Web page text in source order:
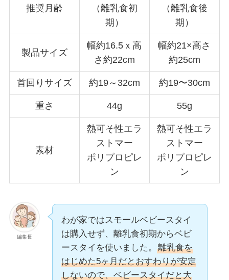
推奨月齢
（離乳食初
期）
（離乳食後
期）
製品サイズ
幅約16.5ｘ高
さ約22cm
幅約21×高さ
約25cm
首回りサイズ 約19～32cm 約19〜30cm
重さ 44g 55g
素材
熱可そ性エラ
ストマー
ポリプロピレ
ン
熱可そ性エラ
ストマー
ポリプロピレ
ン
編集長
わが家ではスモールベビースタイ
は購入せず、離乳食初期からベビ
ースタイを使いました。
離乳食を
はじめた5ヶ月だとおすわりが安定
しないので、ベビースタイだと大